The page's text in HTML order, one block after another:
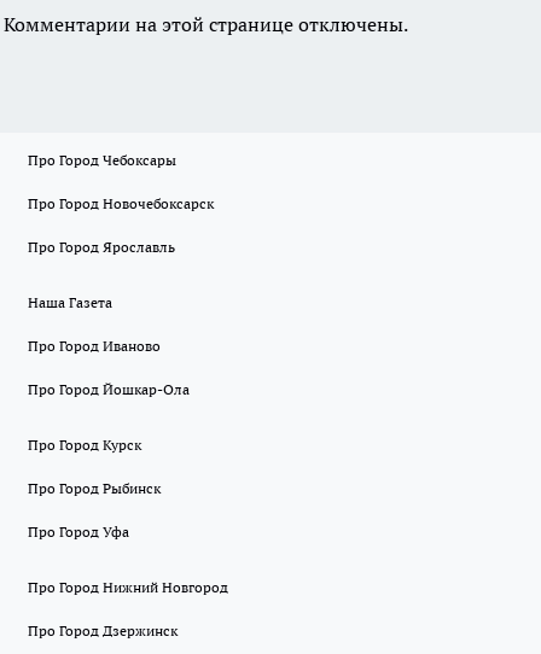
Комментарии на этой странице отключены.
Про Город Чебоксары
Про Город Новочебоксарск
Про Город Ярославль
Наша Газета
Про Город Иваново
Про Город Йошкар-Ола
Про Город Курск
Про Город Рыбинск
Про Город Уфа
Про Город Нижний Новгород
Про Город Дзержинск